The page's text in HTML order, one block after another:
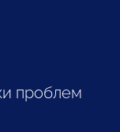
проблем